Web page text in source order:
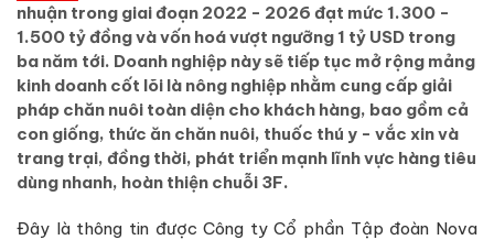
nhuận trong giai đoạn 2022 - 2026 đạt mức 1.300 -
1.500 tỷ đồng và vốn hoá vượt ngưỡng 1 tỷ USD trong
ba năm tới. Doanh nghiệp này sẽ tiếp tục mở rộng mảng
kinh doanh cốt lõi là nông nghiệp nhằm cung cấp giải
pháp chăn nuôi toàn diện cho khách hàng, bao gồm cả
con giống, thức ăn chăn nuôi, thuốc thú y - vắc xin và
trang trại, đồng thời, phát triển mạnh lĩnh vực hàng tiêu
dùng nhanh, hoàn thiện chuỗi 3F.
Đây là thông tin được Công ty Cổ phần Tập đoàn Nova